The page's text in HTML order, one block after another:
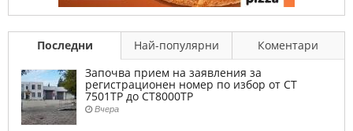
Последни Най-популярни
Коментари
Започва прием на заявления за
регистрационен номер по избор от СТ
7501ТР до СТ8000ТР
Вчера